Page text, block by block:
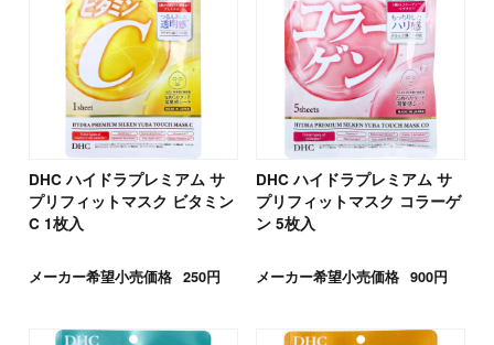
DHC ハイドラプレミアム サ
プリフィットマスク ビタミン
C 1枚入
メーカー希望小売価格 250円
DHC ハイドラプレミアム サ
プリフィットマスク コラーゲ
ン 5枚入
メーカー希望小売価格 900円